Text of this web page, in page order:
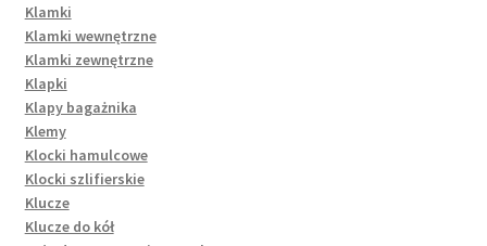
Klamki
Klamki wewnętrzne
Klamki zewnętrzne
Klapki
Klapy bagażnika
Klemy
Klocki hamulcowe
Klocki szlifierskie
Klucze
Klucze do kół